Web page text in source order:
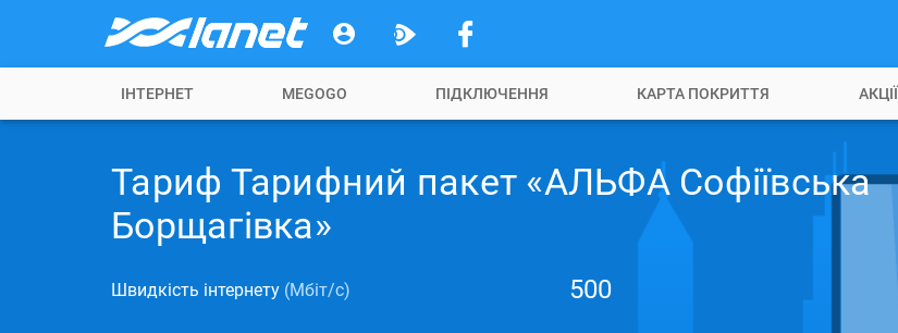
ІНТЕРНЕТ MEGOGO ПІДКЛЮЧЕННЯ КАРТА ПОКРИТТЯ АКЦІЇ
Тариф Тарифний пакет «АЛЬФА Софіївська
Борщагівка»
Швидкість інтернету (Мбіт/с) 500